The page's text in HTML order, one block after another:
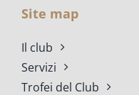
Site map
Il club
Servizi
Trofei del Club